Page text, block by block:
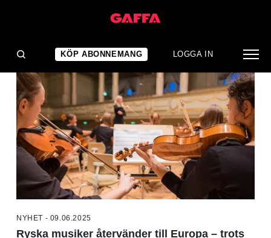
KÖP ABONNEMANG LOGGA IN
NYHET - 09.06.2025
Ryska musiker återvänder till Europa – trots